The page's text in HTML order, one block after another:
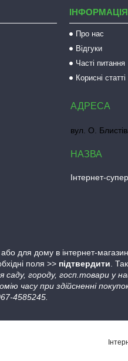
ІНФОРМАЦІЯ
Про нас
Відгуки
Часті питання
Корисні статті
вул. О.
Інтернет-
для дому в інтернет-
поля >> підтвердити.
саду, городу, госп.товари у
часу при здійсненні
4585245.